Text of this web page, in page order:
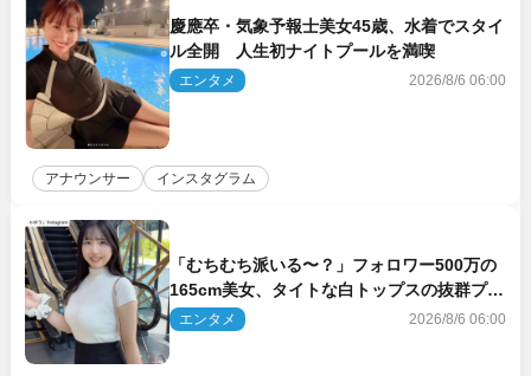
慶應卒・気象予報士美女45歳、水着でスタイ
ル全開 人生初ナイトプールを満喫
エンタメ 2026/8/6 06:00
アナウンサー インスタグラム
「むちむち派いる〜？」フォロワー500万の
165cm美女、タイトな白トップスの抜群プロ
ポーションにネット衝撃
エンタメ 2026/8/6 06:00